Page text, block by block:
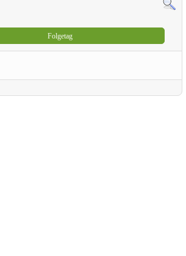
Folgetag